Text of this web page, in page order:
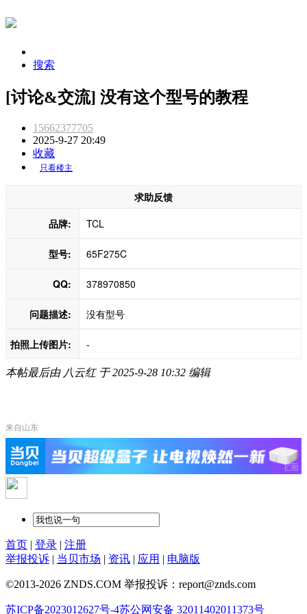
搜索
[讨论&交流] 没有这个型号的教程
15662377705
2025-9-27 20:49
收藏
只看楼主
求助反馈
品牌:
TCL
型号: 65F275C
QQ: 378970850
问题描述: 没有型号
拍照上传图片: -
本帖最后由 八云红 于 2025-9-28 10:32 编辑
来自山东
首页 | 登录 | 注册
举报投诉 | 当贝市场 | 资讯 | 应用 | 电脑版
©2013-2026 ZNDS.COM 举报投诉：report@znds.com
苏ICP备2023012627号-4苏公网安备 32011402011373号